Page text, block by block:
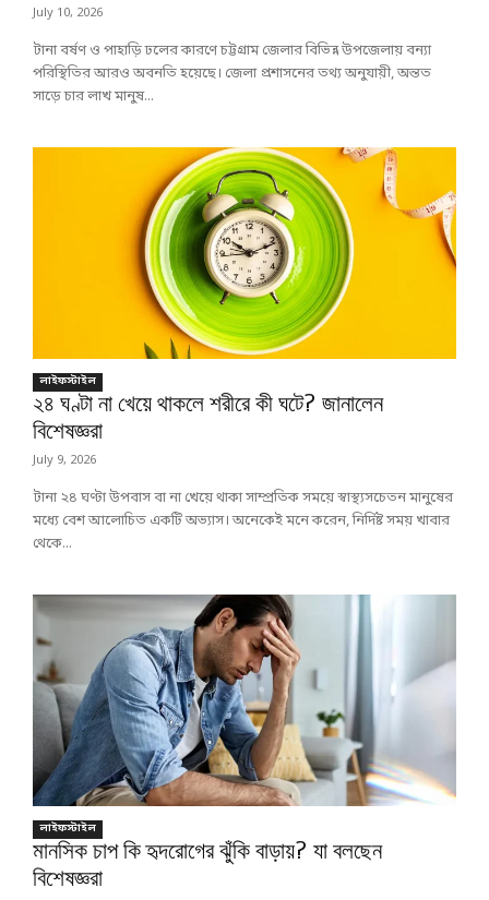
July 10, 2026
টানা বর্ষণ ও পাহাড়ি ঢলের কারণে চট্টগ্রাম জেলার বিভিন্ন উপজেলায় বন্যা
পরিস্থিতির আরও অবনতি হয়েছে। জেলা প্রশাসনের তথ্য অনুযায়ী, অন্তত
সাড়ে চার লাখ মানুষ...
লাইফস্টাইল
২৪ ঘণ্টা না খেয়ে থাকলে শরীরে কী ঘটে? জানালেন
বিশেষজ্ঞরা
July 9, 2026
টানা ২৪ ঘণ্টা উপবাস বা না খেয়ে থাকা সাম্প্রতিক সময়ে স্বাস্থ্যসচেতন মানুষের
মধ্যে বেশ আলোচিত একটি অভ্যাস। অনেকেই মনে করেন, নির্দিষ্ট সময় খাবার
থেকে...
লাইফস্টাইল
মানসিক চাপ কি হৃদরোগের ঝুঁকি বাড়ায়? যা বলছেন
বিশেষজ্ঞরা